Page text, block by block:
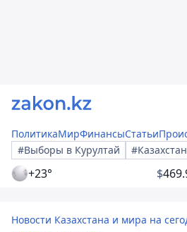
ПолитикаМирФинансыСтатьи
#Выборы в Курултай
+23° $
Новости Казахстана и мира на